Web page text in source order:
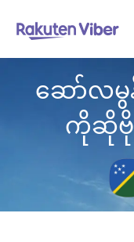
ဆော်လမွ
ကိုဆိုဗို